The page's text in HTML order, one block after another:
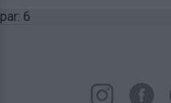
par: 6